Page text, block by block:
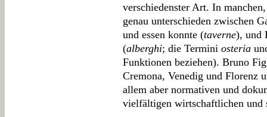
verschiedenster Art. In
genau unterschieden zwischen
und essen konnte (taverne), und
(alberghi; die Termini osteria
Funktionen beziehen). Bruno
Cremona, Venedig und Florenz
allem aber normativen und
vielfältigen wirtschaftlichen und